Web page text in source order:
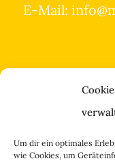
Um dir ein optimales
wie Cookies, um
E-Mail: